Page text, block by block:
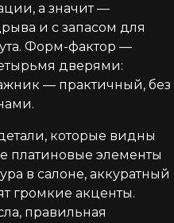
а значит —
и с запасом для
Форм-фактор —
дверями:
— практичный, без
которые видны
платиновые элементы
в салоне, аккуратный
громкие акценты.
правильная